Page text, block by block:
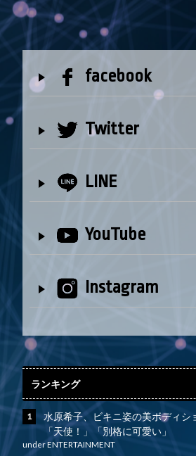
facebook
Twitter
LINE
YouTube
Instagram
ランキング
水原希子、ビキニ姿の美ボディシ
「天使！」「別格に可愛い」
underENTERTAINMENT